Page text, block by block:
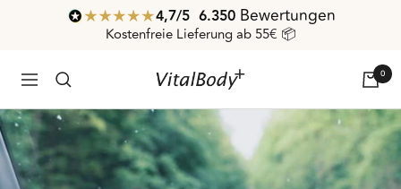
4,7/ 5 6.350 Bewertungen
Kostenfreie Lieferung ab 55€ 📦
Navigation VitalBodyPLUS.de 0